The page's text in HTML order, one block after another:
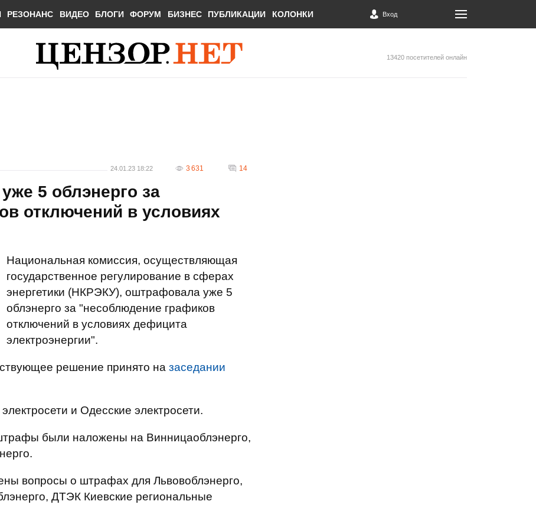
РЕЗОНАНС ВИДЕО БЛОГИ ФОРУМ БИЗНЕС ПУБЛИКАЦИИ КОЛОНКИ Вход
13420 посетителей онлайн
24.01.23 18:22 3 631 14
5 облэнерго за
отключений в условиях
Национальная комиссия, осуществляющая
государственное регулирование в сферах
энергетики (НКРЭКУ), оштрафовала уже 5
облэнерго за "несоблюдение графиков
отключений в условиях дефицита
электроэнергии".
решение принято на заседании
и Одесские электросети.
были наложены на Винницаоблэнерго,
вопросы о штрафах для Львовоблэнерго,
ДТЭК Киевские региональные